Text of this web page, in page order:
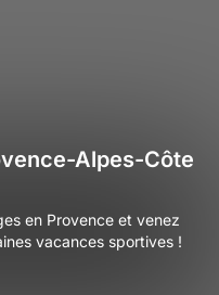
Alpes-Côte
en Provence et venez
vacances sportives !